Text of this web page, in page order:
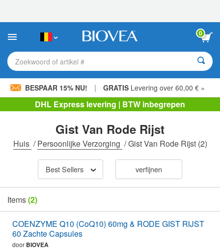
Deze
bevat
toegankelijkheidssysteem.
0
Zoekwoord of artikel #
BESPAAR 15% NU! | GRATIS Levering over 60,00 € »
DHL Express levering | BTW inbegrepen
Gist Van Rode Rijst
Huis /Persoonlijke Verzorging /Gist Van Rode Rijst(2)
Best Sellers verfijnen
Items(2)
COENZYME Q10 (CoQ10) 60mg & RODE GIST RIJST
60 Zachte Capsules
door BIOVEA